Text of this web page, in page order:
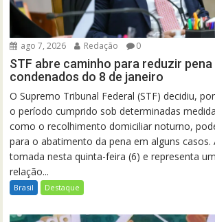
ago 7, 2026 Redação 0
STF abre caminho para reduzir pena
condenados do 8 de janeiro
O Supremo Tribunal Federal (STF) decidiu,
o período cumprido sob determinadas
como o recolhimento domiciliar noturno,
para o abatimento da pena em alguns casos.
tomada nesta quinta-feira (6) e representa
relação...
Brasil Destaque